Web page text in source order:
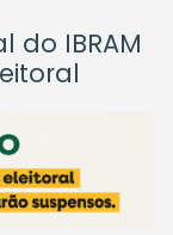
do IBRAM